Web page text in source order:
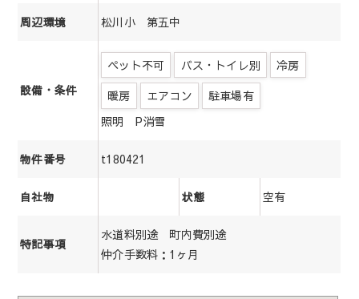
周辺環境 松川小 第五中
設備・条件
ペット不可 バス・トイレ別
冷房
暖房
エアコン
駐車場有
照明 P消雪
物件番号 t180421
自社物 状態 空有
特記事項
水道料別途 町内費別途
仲介手数料：1ヶ月